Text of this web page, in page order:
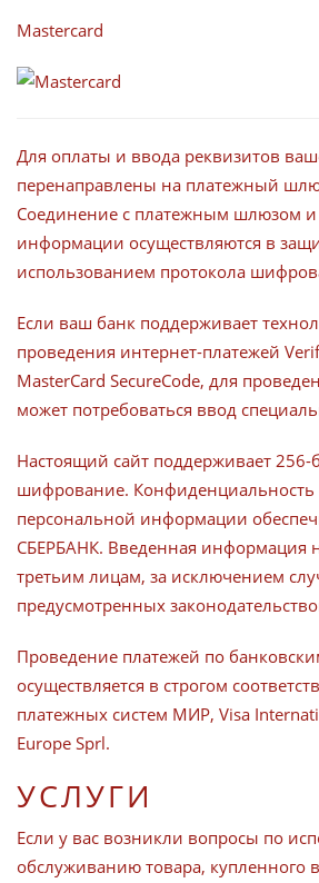
Mastercard
Для оплаты и ввода реквизитов
перенаправлены на платежный
Соединение с платежным шлюзом и
информации осуществляются в
использованием протокола
Если ваш банк поддерживает
проведения интернет-платежей
MasterCard SecureCode, для
может потребоваться ввод
Настоящий сайт поддерживает 256-
шифрование.
персональной информации
СБЕРБАНК. Введенная информация
третьим лицам, за исключением
предусмотренных
Проведение платежей по
осуществляется в строгом
платежных систем МИР, Visa
Europe Sprl.
УСЛУГИ
Если у вас возникли вопросы по
обслуживанию товара, купленного